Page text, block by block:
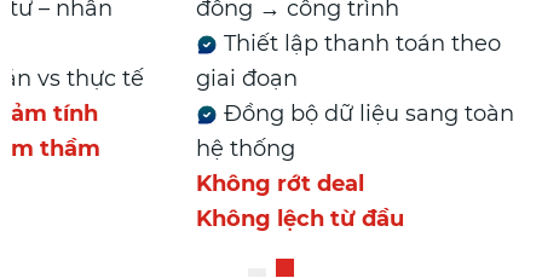
– nhân
vs thực tế
tính
thầm
đồng → công trình
Thiết lập thanh toán theo
giai đoạn
Đồng bộ dữ liệu sang toàn
hệ thống
Không rớt deal
Không lệch từ đầu